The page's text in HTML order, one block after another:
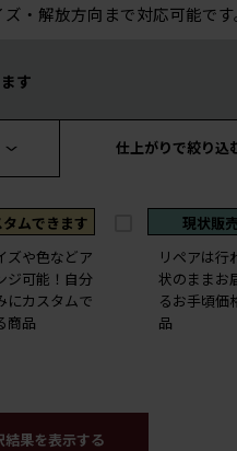
・解放方向まで対応可能です
す
仕上がりで絞り込
タムできます
ズや色などア
ジ可能！自分
にカスタムで
商品
現状販
リペアは行
状のままお
るお手頃価
品
結果を表示する